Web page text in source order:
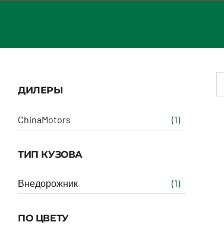
ДИЛЕРЫ
ChinaMotors (1)
ТИП КУЗОВА
Внедорожник (1)
ПО ЦВЕТУ